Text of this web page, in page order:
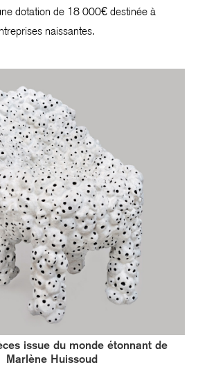
dotation de 18 000€ destinée à
naissantes.
issue du monde étonnant de
Marlène Huissoud